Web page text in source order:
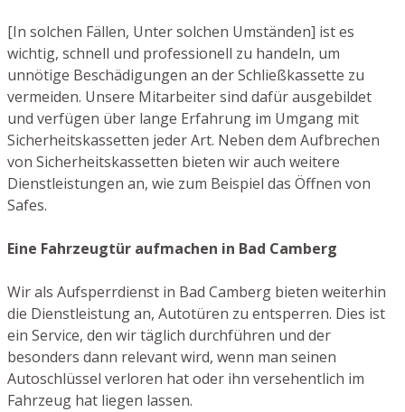
[In solchen Fällen, Unter solchen Umständen] ist es
wichtig, schnell und professionell zu handeln, um
unnötige Beschädigungen an der Schließkassette zu
vermeiden. Unsere Mitarbeiter sind dafür ausgebildet
und verfügen über lange Erfahrung im Umgang mit
Sicherheitskassetten jeder Art. Neben dem Aufbrechen
von Sicherheitskassetten bieten wir auch weitere
Dienstleistungen an, wie zum Beispiel das Öffnen von
Safes.
Eine Fahrzeugtür aufmachen in Bad Camberg
Wir als Aufsperrdienst in Bad Camberg bieten weiterhin
die Dienstleistung an, Autotüren zu entsperren. Dies ist
ein Service, den wir täglich durchführen und der
besonders dann relevant wird, wenn man seinen
Autoschlüssel verloren hat oder ihn versehentlich im
Fahrzeug hat liegen lassen.